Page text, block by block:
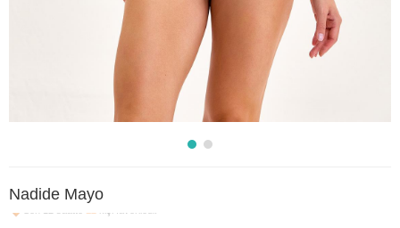
Nadide Mayo